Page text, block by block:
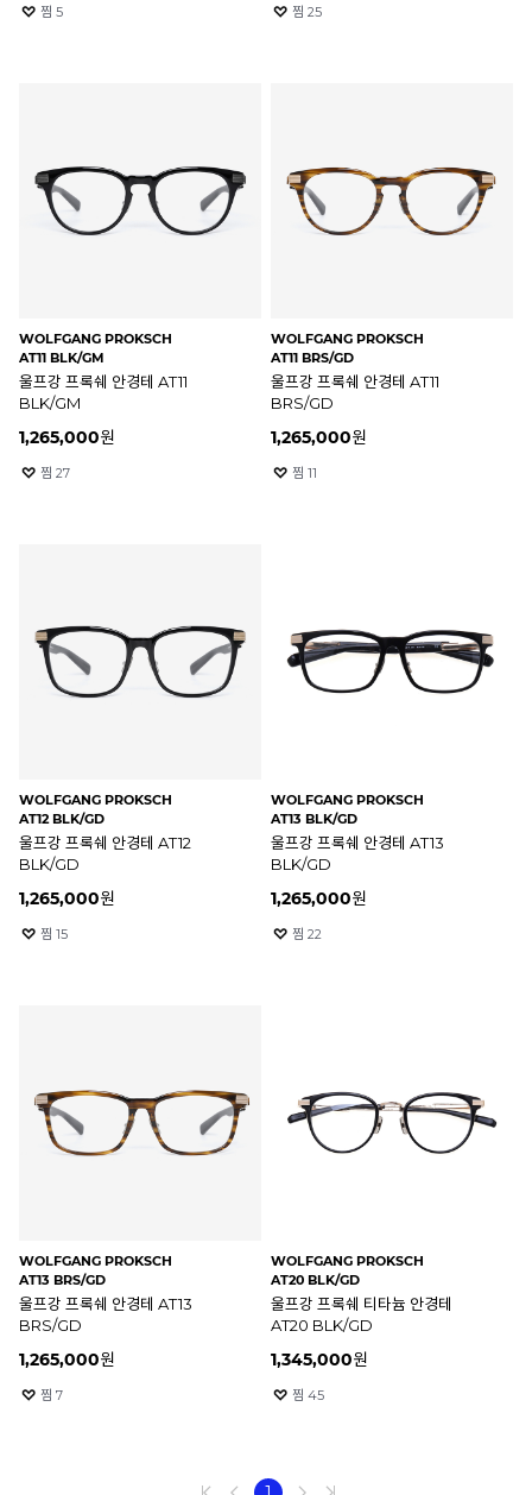
찜 5 찜 25
WOLFGANG PROKSCH
AT11 BLK/GM
울프강 프록쉐 안경테 AT11
BLK/GM
1,265,000원
찜 27
WOLFGANG PROKSCH
AT11 BRS/GD
울프강 프록쉐 안경테 AT11
BRS/GD
1,265,000원
찜 11
WOLFGANG PROKSCH
AT12 BLK/GD
울프강 프록쉐 안경테 AT12
BLK/GD
1,265,000원
찜 15
WOLFGANG PROKSCH
AT13 BLK/GD
울프강 프록쉐 안경테 AT13
BLK/GD
1,265,000원
찜 22
WOLFGANG PROKSCH
AT13 BRS/GD
울프강 프록쉐 안경테 AT13
BRS/GD
1,265,000원
찜 7
WOLFGANG PROKSCH
AT20 BLK/GD
울프강 프록쉐 티타늄 안경테
AT20 BLK/GD
1,345,000원
찜 45